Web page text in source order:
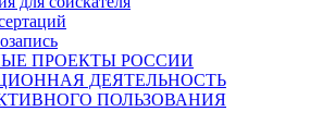
ПРОЕКТЫ РОССИИ
ДЕЯТЕЛЬНОСТЬ
ПОЛЬЗОВАНИЯ